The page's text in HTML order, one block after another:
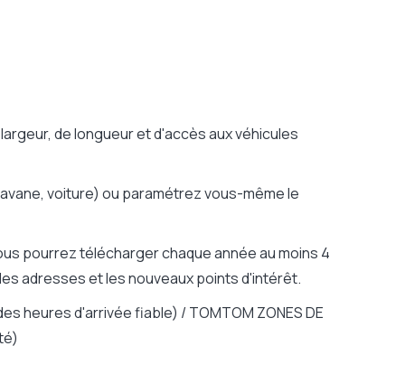
de longueur et d'accès aux véhicules
voiture) ou paramétrez vous-même le
pourrez télécharger chaque année au moins 4
adresses et les nouveaux points d'intérêt.
heures d'arrivée fiable) / TOMTOM ZONES DE